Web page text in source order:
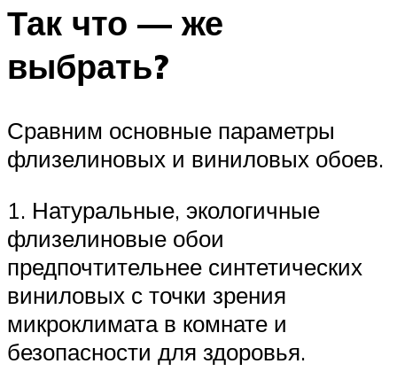
Так что — же
выбрать?
Сравним основные параметры
флизелиновых и виниловых обоев.
1. Натуральные, экологичные
флизелиновые обои
предпочтительнее синтетических
виниловых с точки зрения
микроклимата в комнате и
безопасности для здоровья.